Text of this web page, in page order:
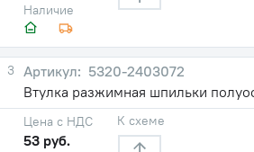
Наличие
3
5320-2403072
Втулка разжимная шпильки
Цена с НДС
53 руб.
К схеме